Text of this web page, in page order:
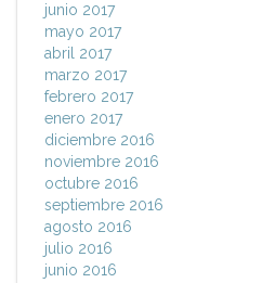
junio 2017
mayo 2017
abril 2017
marzo 2017
febrero 2017
enero 2017
diciembre 2016
noviembre 2016
octubre 2016
septiembre 2016
agosto 2016
julio 2016
junio 2016